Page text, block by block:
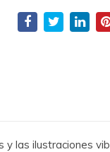
las ilustraciones